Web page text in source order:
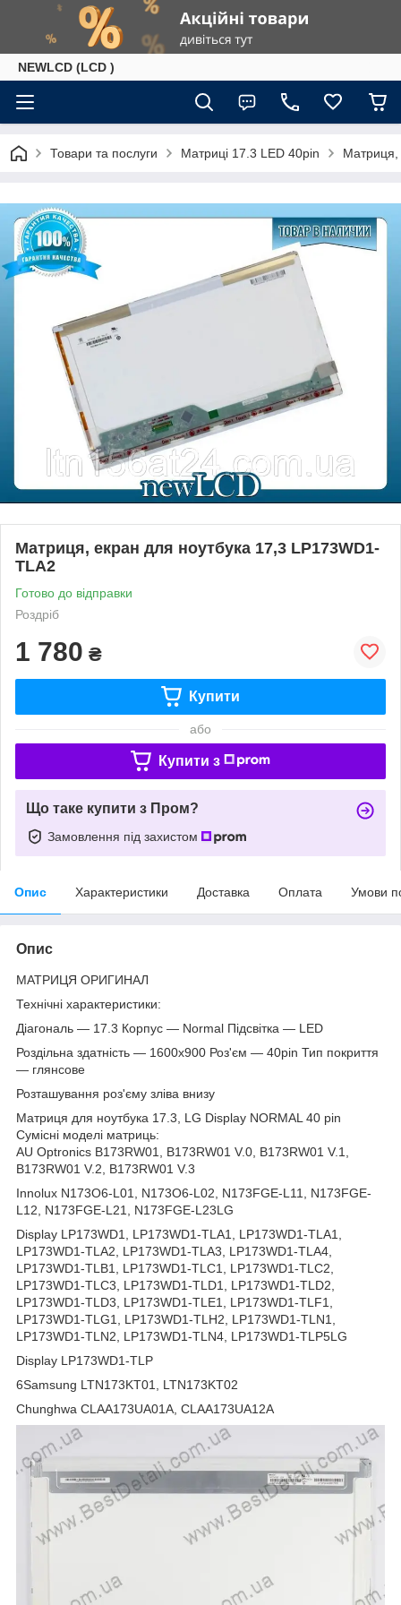
NEWLCD (LCD )
Товари та послуги Матриці 17.3 LED 40pin Матриця,
Матриця, екран для ноутбука 17,3 LP173WD1-
TLA2
Готово до відправки
Роздріб
1 780 ₴
Купити
або
Купити з
Що таке купити з Пром?
Замовлення під захистом
Опис Характеристики Доставка Оплата Умови
Опис
МАТРИЦЯ ОРИГИНАЛ
Технічні характеристики:
Діагональ — 17.3 Корпус — Normal Підсвітка — LED
Роздільна здатність — 1600х900 Роз'єм — 40pin Тип покриття
— глянсове
Розташування роз'єму зліва внизу
Матриця для ноутбука 17.3, LG Display NORMAL 40 pin
Сумісні моделі матриць:
AU Optronics B173RW01, B173RW01 V.0, B173RW01 V.1,
B173RW01 V.2, B173RW01 V.3
Innolux N173O6-L01, N173O6-L02, N173FGE-L11, N173FGE-
L12, N173FGE-L21, N173FGE-L23LG
Display LP173WD1, LP173WD1-TLA1, LP173WD1-TLA1,
LP173WD1-TLA2, LP173WD1-TLA3, LP173WD1-TLA4,
LP173WD1-TLB1, LP173WD1-TLC1, LP173WD1-TLC2,
LP173WD1-TLC3, LP173WD1-TLD1, LP173WD1-TLD2,
LP173WD1-TLD3, LP173WD1-TLE1, LP173WD1-TLF1,
LP173WD1-TLG1, LP173WD1-TLH2, LP173WD1-TLN1,
LP173WD1-TLN2, LP173WD1-TLN4, LP173WD1-TLP5LG
Display LP173WD1-TLP
6Samsung LTN173KT01, LTN173KT02
Chunghwa CLAA173UA01A, CLAA173UA12A